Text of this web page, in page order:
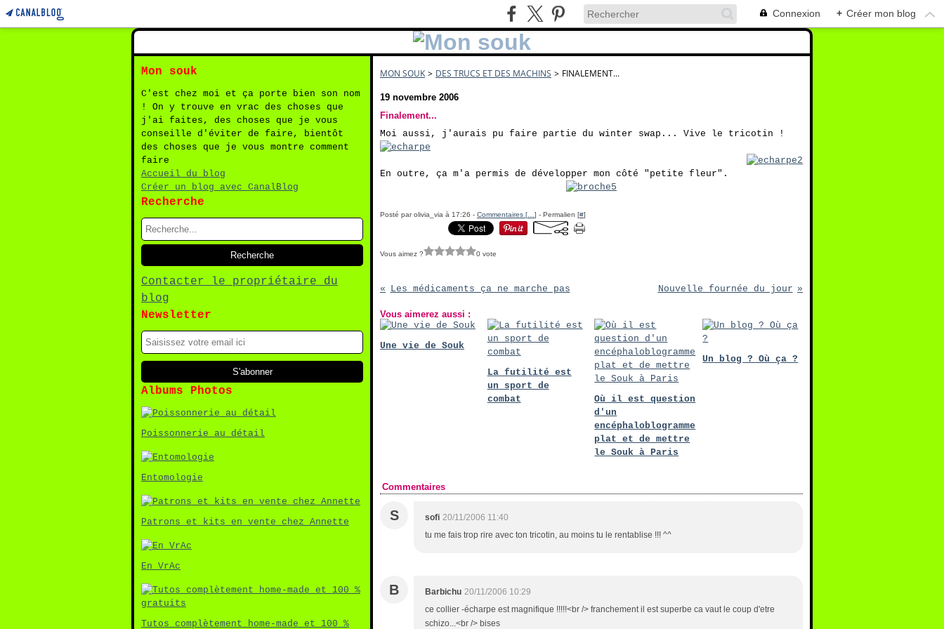
Connexion + Créer mon blog
Mon souk
C'est chez moi et ça porte bien son nom
! On y trouve en vrac des choses que
j'ai faites, des choses que je vous
conseille d'éviter de faire, bientôt
des choses que je vous montre comment
faire
Accueil du blog
Créer un blog avec CanalBlog
Recherche
Contacter le propriétaire du
blog
Newsletter
Albums Photos
Poissonnerie au détail
Entomologie
Patrons et kits en vente chez Annette
En VrAc
Tutos complètement home-made et 100 %
MON SOUK > DES TRUCS ET DES MACHINS > FINALEMENT...
19 novembre 2006
Finalement...
Moi aussi, j'aurais pu faire partie du winter swap... Vive le tricotin !
En outre, ça m'a permis de développer mon côté "petite fleur".
Posté par olivia_via à 17:26 - Commentaires [ ] - Permalien [#]
Vous aimez ? 0 vote
Les médicaments ça ne marche pas Nouvelle fournée du jour
Vous aimerez aussi :
Une vie de Souk
La futilité est
un sport de
combat
Où il est question
d'un
encéphaloblogramme
plat et de mettre
le Souk à Paris
Un blog ? Où ça ?
Commentaires
S sofi 20/11/2006 11:40
tu me fais trop rire avec ton tricotin, au moins tu le rentablise !!! ^^
B Barbichu 20/11/2006 10:29
ce collier -écharpe est magnifique !!!!!<br /> franchement il est superbe ca vaut le coup d'etre
schizo...<br /> bises